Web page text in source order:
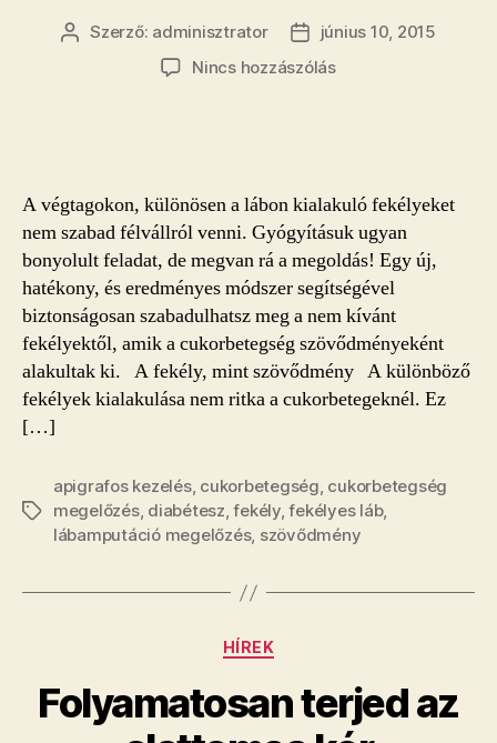
Bejegyzés
Szerző: adminisztrator
Bejegyzés
dátuma
június 10, 2015
Nincs hozzászólása(z)
fekélyt
bejegyzéshez
A végtagokon, különösen a lábon kialakuló fekélyeket
nem szabad félvállról venni. Gyógyításuk ugyan
bonyolult feladat, de megvan rá a megoldás! Egy új,
hatékony, és eredményes módszer segítségével
biztonságosan szabadulhatsz meg a nem kívánt
fekélyektől, amik a cukorbetegség szövődményeként
alakultak ki. A fekély, mint szövődmény A különböző
fekélyek kialakulása nem ritka a cukorbetegeknél. Ez
[…]
Címkék
apigrafos kezelés, cukorbetegség, cukorbetegség
megelőzés, diabétesz,fekély,fekélyes láb,
lábamputáció megelőzés, szövődmény
Kategóriák
HÍREK
Folyamatosan terjed az